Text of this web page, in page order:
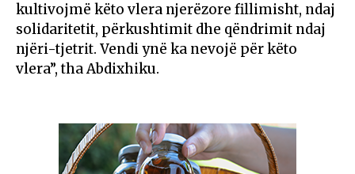
kultivojmë këto vlera njerëzore fillimisht, ndaj
solidaritetit, përkushtimit dhe qëndrimit ndaj
njëri-tjetrit. Vendi ynë ka nevojë për këto
vlera”, tha Abdixhiku.